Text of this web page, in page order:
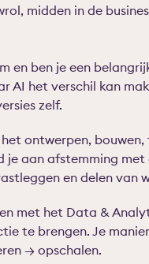
midden in de
en ben je een
AI het verschil kan
zelf.
ontwerpen,
je aan afstemming
en delen van
met het Data &
te brengen. Je
→ opschalen.